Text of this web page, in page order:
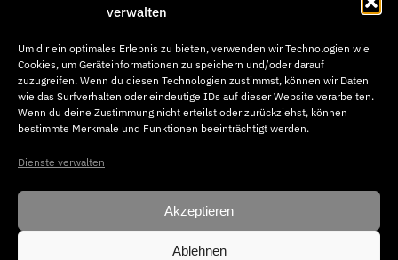
verwalten
Um dir ein optimales Erlebnis zu bieten, verwenden wir Technologien wie
Cookies, um Geräteinformationen zu speichern und/oder darauf
zuzugreifen. Wenn du diesen Technologien zustimmst, können wir Daten
wie das Surfverhalten oder eindeutige IDs auf dieser Website verarbeiten.
Wenn du deine Zustimmung nicht erteilst oder zurückziehst, können
bestimmte Merkmale und Funktionen beeinträchtigt werden.
Dienste verwalten
Akzeptieren
Ablehnen
koeln@b-k-i.de
brandherm + krumrey
Donnerstraße 20
D – 22763 Hamburg
T +49 (0) 40 / 65 04 46 –50
© Copyright 2026. brandherm + krumrey interior architecture. All